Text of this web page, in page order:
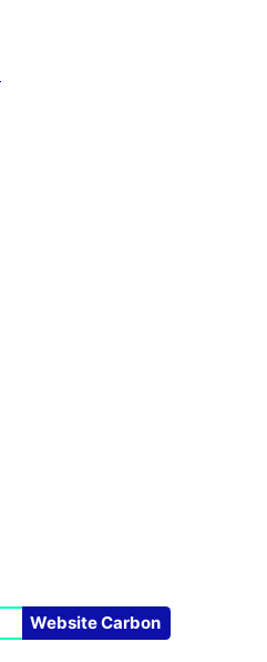
Website Carbon